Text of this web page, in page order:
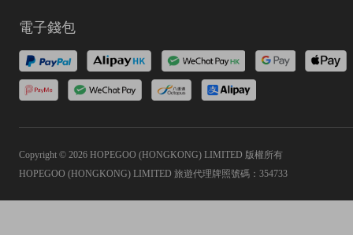
電子錢包
Copyright © 2026 HOPEGOO (HONGKONG) LIMITED 版權所有
HOPEGOO (HONGKONG) LIMITED 旅遊代理牌照號碼：354733